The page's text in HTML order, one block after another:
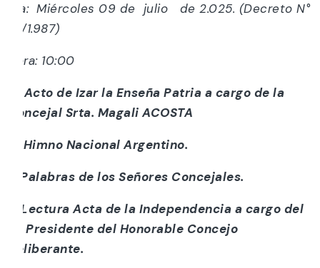
Día: Miércoles 09 de julio de 2.025. (Decreto N°
07/1.987)
Hora: 10:00
Acto de Izar la Enseña Patria a cargo de la
Concejal Srta. Magali ACOSTA
b) Himno Nacional Argentino.
c)Palabras de los Señores Concejales.
d)Lectura Acta de la Independencia a cargo del
Sr. Presidente del Honorable Concejo
Deliberante.